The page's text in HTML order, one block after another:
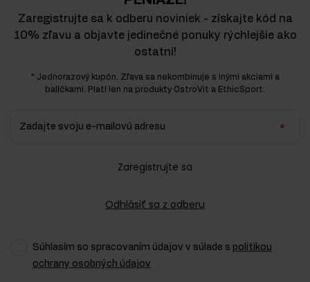
Zaregistrujte sa k odberu noviniek - získajte kód na
10% zľavu a objavte jedinečné ponuky rýchlejšie ako
ostatní!
* Jednorazový kupón. Zľava sa nekombinuje s inými akciami a
balíčkami. Platí len na produkty OstroVit a EthicSport.
Zadajte svoju e-mailovú adresu
Zaregistrujte sa
Odhlásiť sa z odberu
Súhlasím so spracovaním údajov v súlade s politikou
ochrany osobných údajov